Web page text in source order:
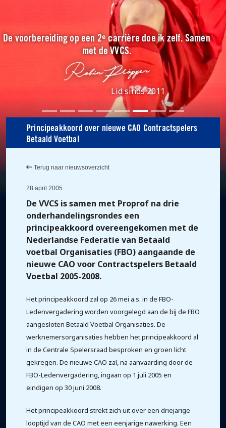
De voorbereiding op een 2ᵉ carrière doe ik zelf. Samen
met de VVCS.
Lid sinds 2011
Principeakkoord over nieuwe CAO Contractspelers
Betaald Voetbal
Terug naar nieuwsoverzicht
28 april 2005
De VVCS is samen met Proprof na drie
onderhandelingsrondes een
principeakkoord overeengekomen met de
Nederlandse Federatie van Betaald
voetbal Organisaties (FBO) aangaande de
nieuwe CAO voor Contractspelers Betaald
Voetbal 2005-2008.
Het principeakkoord zal op 26 mei a.s. in de FBO-
Ledenvergadering worden voorgelegd aan de bij de FBO
aangesloten Betaald Voetbal Organisaties. De
werknemersorganisaties hebben het principeakkoord al
in de Centrale Spelersraad besproken en groen licht
gekregen. De nieuwe CAO zal, na aanvaarding door de
FBO-Ledenvergadering, ingaan op 1 juli 2005 en
eindigen op 30 juni 2008.
Het principeakkoord strekt zich uit over een driejarige
looptijd van de CAO met een eenjarige nawerking. Een